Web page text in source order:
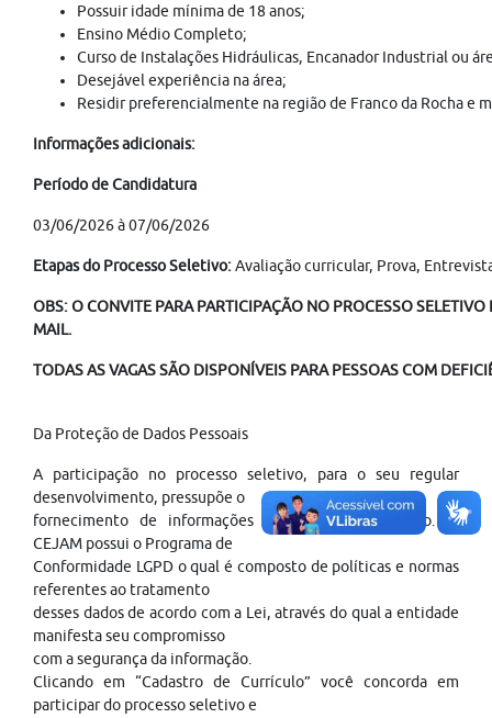
Possuir idade mínima de 18 anos;
Ensino Médio Completo;
Curso de Instalações Hidráulicas, Encanador Industrial ou
Desejável experiência na área;
Residir preferencialmente na região de Franco da Rocha e
Informações adicionais:
Período de Candidatura
03/06/2026 à 07/06/2026
Etapas do Processo Seletivo:Avaliação curricular, Prova,
OBS: O CONVITE PARA PARTICIPAÇÃO NO PROCESSO SELETIVO
MAIL.
TODAS AS VAGAS SÃO DISPONÍVEIS PARA PESSOAS COM
Da Proteção de Dados Pessoais
A participação no processo seletivo, para o seu regular
desenvolvimento, pressupõe o
fornecimento de informações pessoais do candidato. O
CEJAM possui o Programa de
Conformidade LGPD o qual é composto de políticas e normas
referentes ao tratamento
desses dados de acordo com a Lei, através do qual a entidade
manifesta seu compromisso
com a segurança da informação.
Clicando em “Cadastro de Currículo” você concorda em
participar do processo seletivo e